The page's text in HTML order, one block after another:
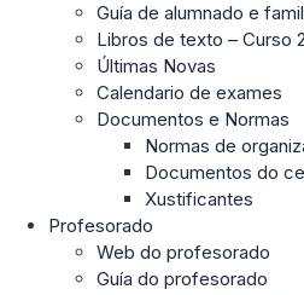
Guía de alumnado e
Libros de texto – Curso
Últimas Novas
Calendario de exames
Documentos e Normas
Normas de
Documentos do
Xustificantes
Profesorado
Web do profesorado
Guía do profesorado